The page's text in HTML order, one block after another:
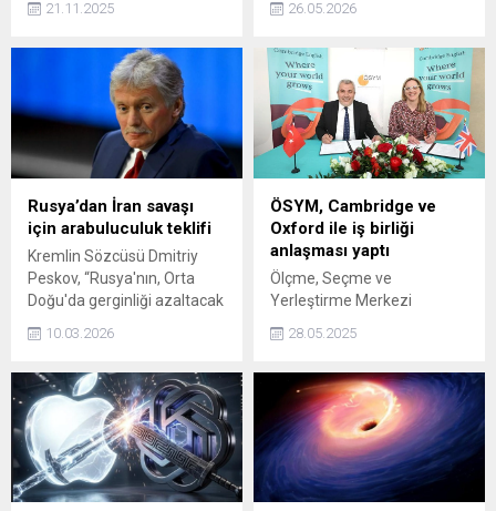
çekilmesini ve bu ülkenin
duymasını istedi.
21.11.2025
DAYANIŞMA VURGUSU”
bir mesaj yayımlayan 29.
dönem 2028 milletvekili
adayı Fatih Özdemir,
bayramın manevi anlamına
dikkat çekerek birlik,
beraberlik ve dayanışma
çağrısında bulundu.
Özdemir, mesajında Kurban
Bayramı’na bir kez daha
kavuşmanın huzur ve
mutluluğunu yaşadıklarını
ifade ederek, bu mübarek...
26.05.2026
Rusya’dan İran savaşı
için arabuluculuk teklifi
Kremlin Sözcüsü Dmitriy
Peskov, “Rusya'nın, Orta
Doğu'da gerginliği azaltacak
masada" dedi.
10.03.2026
ÖSYM, Cambridge ve
Oxford ile iş birliği
anlaşması yaptı
Ölçme, Seçme ve
Yerleştirme Merkezi
University Press &
University Press &
Assessment arasında iş
birliği anlaşması imzalandı.
Anlaşma ile kurumlar
arasında özellikle dil
sınavları kapsamında ölçme
28.05.2025